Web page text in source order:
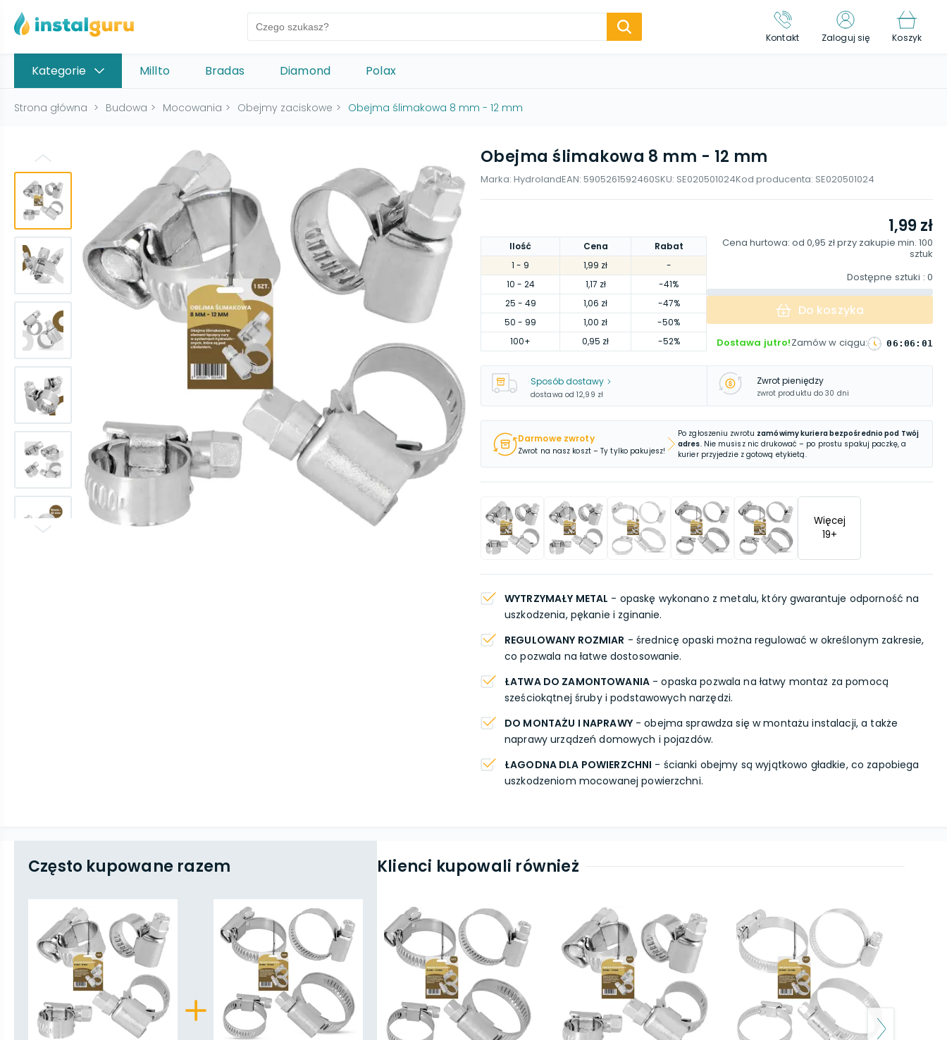
Kontakt Zaloguj się Koszyk
Kategorie Millto Bradas Diamond Polax
Strona główna > Budowa > Mocowania > Obejmy zaciskowe > Obejma ślimakowa 8 mm - 12 mm
Obejma ślimakowa 8 mm - 12 mm
Marka: HydrolandEAN: 5905261592460SKU: SE020501024Kod producenta: SE020501024
Ilość Cena
Rabat
1 - 9 1,99 zł
-
10 - 24 1,17 zł
-41%
25 - 49 1,06 zł
-47%
50 - 99 1,00 zł
-50%
100+ 0,95 zł -52%
1,99 zł
Cena hurtowa: od 0,95 złprzy zakupie min. 100
sztuk
Dostępne sztuki : 0
Do koszyka
Dostawa jutro!Zamów w ciągu: 06 : 06 : 00
Sposób dostawy
dostawa od 12,99 zł
Zwrot pieniędzy
zwrot produktu do 30 dni
Darmowe zwroty
Zwrot na nasz koszt – Ty tylko pakujesz!
Po zgłoszeniu zwrotu zamówimy kuriera bezpośrednio pod Twój
adres. Nie musisz nic drukować – po prostu spakuj paczkę, a
kurier przyjedzie z gotową etykietą.
Więcej
19+
WYTRZYMAŁY METAL - opaskę wykonano z metalu, który gwarantuje odporność na
uszkodzenia, pękanie i zginanie.
REGULOWANY ROZMIAR - średnicę opaski można regulować w określonym zakresie,
co pozwala na łatwe dostosowanie.
ŁATWA DO ZAMONTOWANIA- opaska pozwala na łatwy montaż za pomocą
sześciokątnej śruby i podstawowych narzędzi.
DO MONTAŻU I NAPRAWY- obejma sprawdza się w montażu instalacji, a także
naprawy urządzeń domowych i pojazdów.
ŁAGODNA DLA POWIERZCHNI - ścianki obejmy są wyjątkowo gładkie, co zapobiega
uszkodzeniom mocowanej powierzchni.
Często kupowane razem Klienci kupowali również